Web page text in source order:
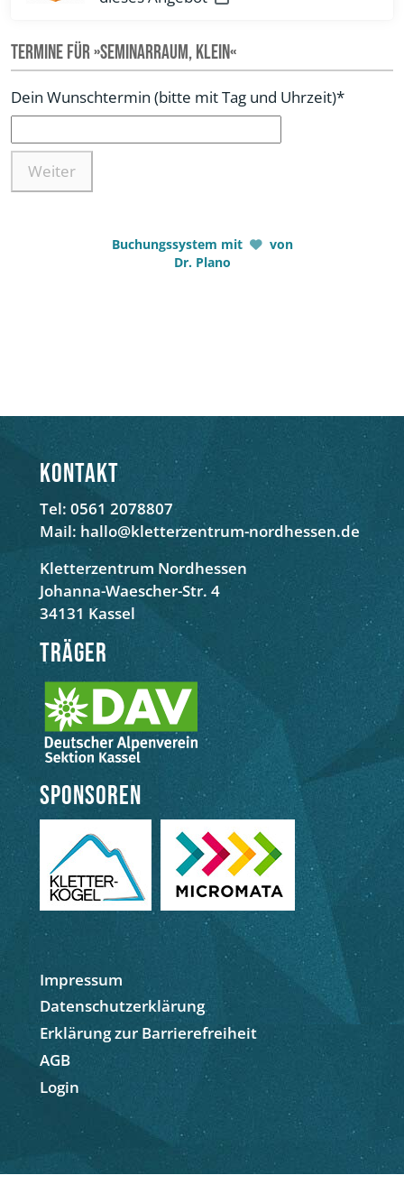
Termine für »Seminarraum, klein«
Dein Wunschtermin (bitte mit Tag und Uhrzeit)*
Weiter
Buchungssystem mit
von
Dr. Plano
Kontakt
Tel: 0561 2078807
Mail: hallo@kletterzentrum-nordhessen.de
Kletterzentrum Nordhessen
Johanna-Waescher-Str. 4
34131 Kassel
Träger
Sponsoren
Impressum
Datenschutzerklärung
Erklärung zur Barrierefreiheit
AGB
Login